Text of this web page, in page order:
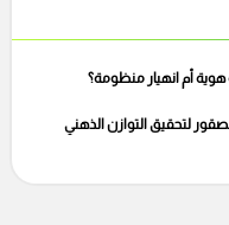
لتحقيق التوازن الذهني